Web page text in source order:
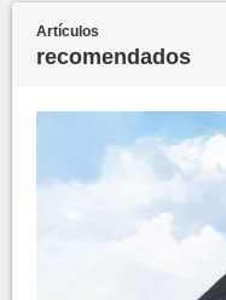
Artículos
recomendados